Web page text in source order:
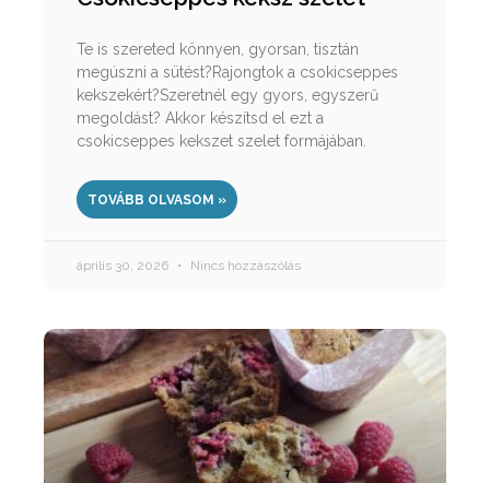
Te is szereted könnyen, gyorsan, tisztán
megúszni a sütést?Rajongtok a csokicseppes
kekszekért?Szeretnél egy gyors, egyszerű
megoldást? Akkor készítsd el ezt a
csokicseppes kekszet szelet formájában.
TOVÁBB OLVASOM »
április 30, 2026 Nincs hozzászólás